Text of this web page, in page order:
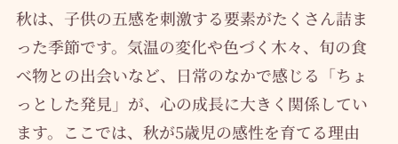
秋は、子供の五感を刺激する要素がたくさん詰ま
った季節です。気温の変化や色づく木々、旬の食
べ物との出会いなど、日常のなかで感じる「ちょ
っとした発見」が、心の成長に大きく関係してい
ます。ここでは、秋が5歳児の感性を育てる理由